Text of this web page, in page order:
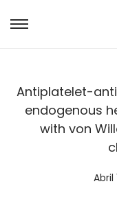
Antiplatelet-
endogenous
with von
P
Abril